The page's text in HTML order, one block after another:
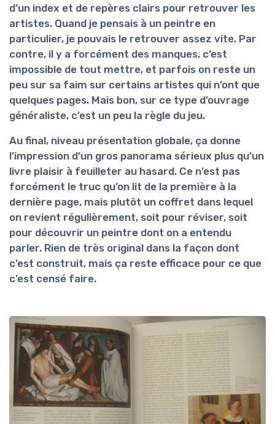
d’un index et de repères clairs pour retrouver les
artistes. Quand je pensais à un peintre en
particulier, je pouvais le retrouver assez vite. Par
contre, il y a forcément des manques, c’est
impossible de tout mettre, et parfois on reste un
peu sur sa faim sur certains artistes qui n’ont que
quelques pages. Mais bon, sur ce type d’ouvrage
généraliste, c’est un peu la règle du jeu.
Au final, niveau présentation globale, ça donne
l’impression d’un gros panorama sérieux plus qu’un
livre plaisir à feuilleter au hasard. Ce n’est pas
forcément le truc qu’on lit de la première à la
dernière page, mais plutôt un coffret dans lequel
on revient régulièrement, soit pour réviser, soit
pour découvrir un peintre dont on a entendu
parler. Rien de très original dans la façon dont
c’est construit, mais ça reste efficace pour ce que
c’est censé faire.